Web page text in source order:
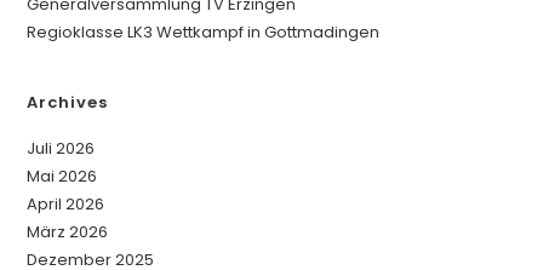
Regioklasse LK3 Wettkampf in Gottmadingen
Archives
Juli 2026
Mai 2026
April 2026
März 2026
Dezember 2025